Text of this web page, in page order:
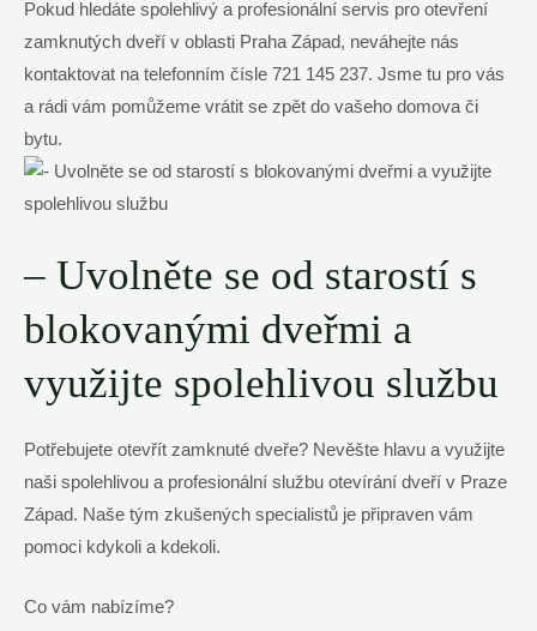
Pokud hledáte‌ spolehlivý⁢ a profesionální servis ⁣pro otevření
zamknutých dveří‍ v oblasti Praha Západ, ‌neváhejte nás
kontaktovat na ‍telefonním ‍čísle 721 145 ‌237. Jsme tu​ pro ‌vás
a⁤ rádi vám‍ pomůžeme vrátit‌ se zpět do vašeho ⁤domova⁤ či‍
bytu.
– Uvolněte se od ⁢starostí‍ s
blokovanými dveřmi a
využijte spolehlivou službu
Potřebujete otevřít zamknuté dveře? Nevěšte hlavu⁣ a využijte
naši spolehlivou a profesionální⁢ službu otevírání dveří ‍v Praze
Západ.⁤ Naše tým zkušených specialistů je připraven​ vám
pomoci kdykoli a kdekoli.
Co vám⁣ nabízíme?